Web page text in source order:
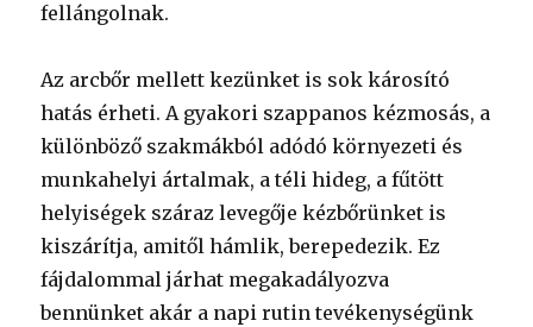
fellángolnak.
Az arcbőr mellett kezünket is sok károsító
hatás érheti. A gyakori szappanos kézmosás, a
különböző szakmákból adódó környezeti és
munkahelyi ártalmak, a téli hideg, a fűtött
helyiségek száraz levegője kézbőrünket is
kiszárítja, amitől hámlik, berepedezik. Ez
fájdalommal járhat megakadályozva
bennünket akár a napi rutin tevékenységünk